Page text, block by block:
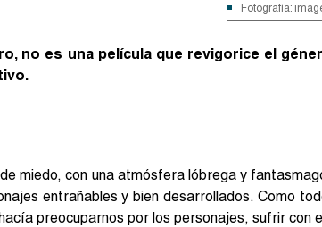
Fotografía:
no es una película que revigorice el
miedo, con una atmósfera lóbrega y
entrañables y bien desarrollados. Como
preocuparnos por los personajes, sufrir con